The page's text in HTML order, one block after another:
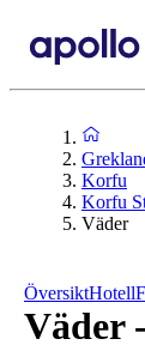
Korfu
Korfu
Väder
ÖversiktHotell
Väder